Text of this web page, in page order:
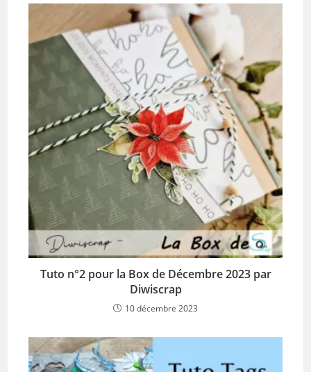
Tuto n°2 pour la Box de Décembre 2023 par
Diwiscrap
10 décembre 2023